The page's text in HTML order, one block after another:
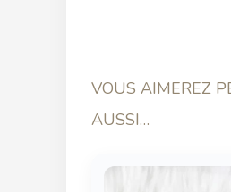
VOUS AIMEREZ
AUSSI…